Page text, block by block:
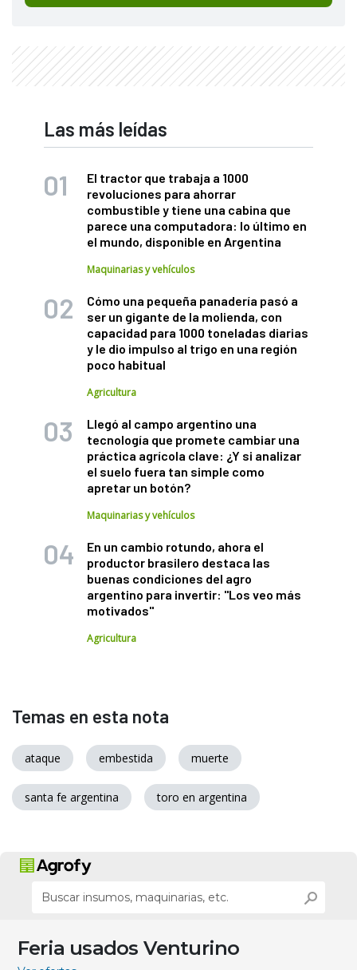
Las más leídas
El tractor que trabaja a 1000
revoluciones para ahorrar
combustible y tiene una cabina que
parece una computadora: lo último en
el mundo, disponible en Argentina
Maquinarias y vehículos
Cómo una pequeña panadería pasó a
ser un gigante de la molienda, con
capacidad para 1000 toneladas diarias
y le dio impulso al trigo en una región
poco habitual
Agricultura
Llegó al campo argentino una
tecnología que promete cambiar una
práctica agrícola clave: ¿Y si analizar
el suelo fuera tan simple como
apretar un botón?
Maquinarias y vehículos
En un cambio rotundo, ahora el
productor brasilero destaca las
buenas condiciones del agro
argentino para invertir: "Los veo más
motivados"
Agricultura
Temas en esta nota
ataque embestida muerte
santa fe argentina toro en argentina
Feria usados Venturino